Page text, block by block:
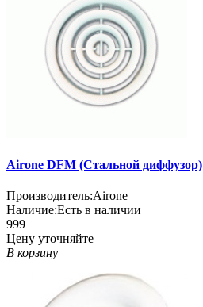
Airone DFM (Стальной диффузор)
Производитель:Airone
Наличие:Есть в наличии
999
Цену уточняйте
В корзину